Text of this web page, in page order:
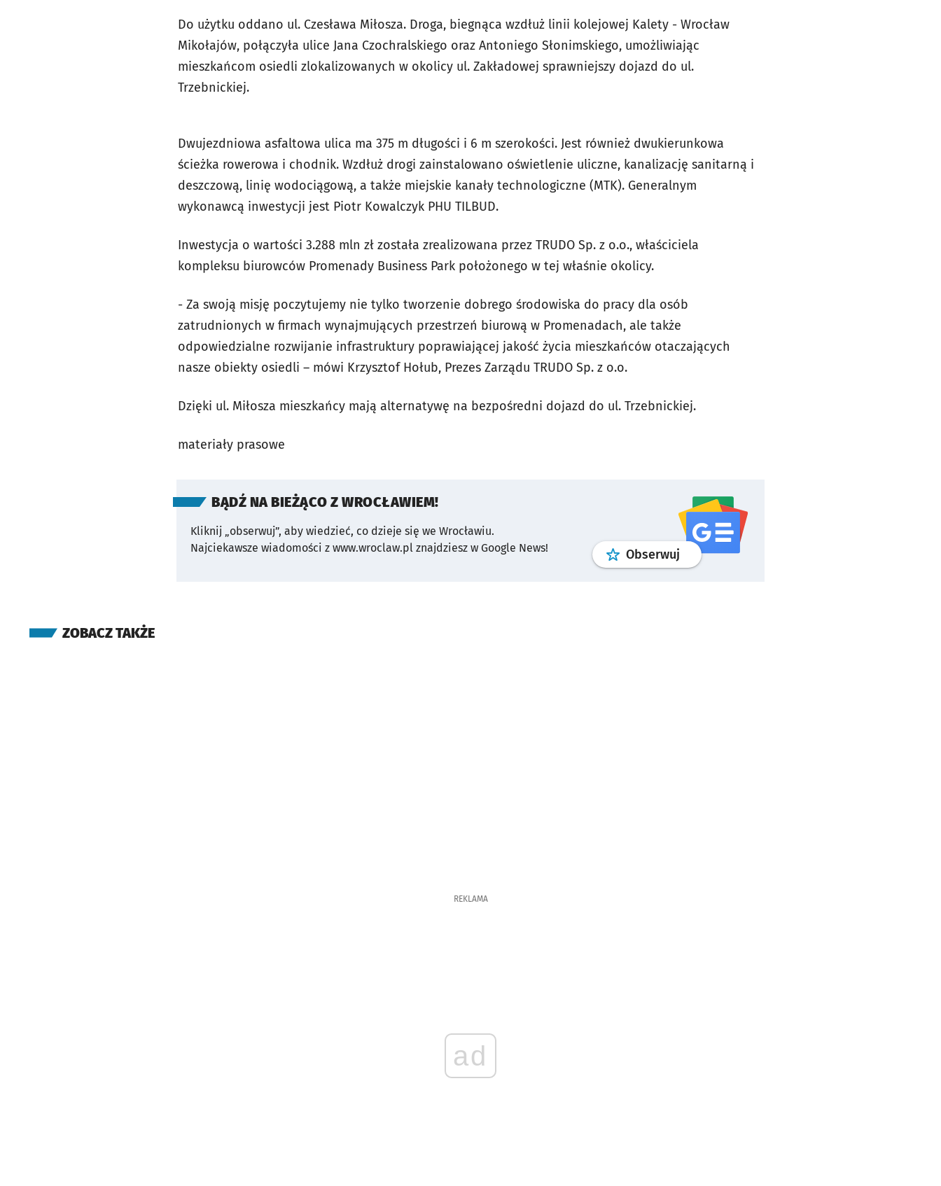
Do użytku oddano ul. Czesława Miłosza. Droga, biegnąca wzdłuż linii kolejowej Kalety - Wrocław
Mikołajów, połączyła ulice Jana Czochralskiego oraz Antoniego Słonimskiego, umożliwiając
mieszkańcom osiedli zlokalizowanych w okolicy ul. Zakładowej sprawniejszy dojazd do ul.
Trzebnickiej.
Dwujezdniowa asfaltowa ulica ma 375 m długości i 6 m szerokości. Jest również dwukierunkowa
ścieżka rowerowa i chodnik. Wzdłuż drogi zainstalowano oświetlenie uliczne, kanalizację sanitarną i
deszczową, linię wodociągową, a także miejskie kanały technologiczne (MTK). Generalnym
wykonawcą inwestycji jest Piotr Kowalczyk PHU TILBUD.
Inwestycja o wartości 3.288 mln zł została zrealizowana przez TRUDO Sp. z o.o., właściciela
kompleksu biurowców Promenady Business Park położonego w tej właśnie okolicy.
- Za swoją misję poczytujemy nie tylko tworzenie dobrego środowiska do pracy dla osób
zatrudnionych w firmach wynajmujących przestrzeń biurową w Promenadach, ale także
odpowiedzialne rozwijanie infrastruktury poprawiającej jakość życia mieszkańców otaczających
nasze obiekty osiedli – mówi Krzysztof Hołub, Prezes Zarządu TRUDO Sp. z o.o.
Dzięki ul. Miłosza mieszkańcy mają alternatywę na bezpośredni dojazd do ul. Trzebnickiej.
materiały prasowe
BĄDŹ NA BIEŻĄCO Z WROCŁAWIEM!
Kliknij „obserwuj”, aby wiedzieć, co dzieje się we Wrocławiu.
Najciekawsze wiadomości z www.wroclaw.pl znajdziesz w Google News!
Obserwuj profilgoogle news
ZOBACZ TAKŻE
REKLAMA
ad